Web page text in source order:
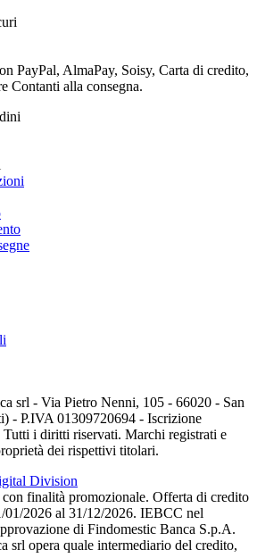
PayPal, AlmaPay, Soisy, Carta di credito,
Contanti alla consegna.
srl - Via Pietro Nenni, 105 - 66020 - San
- P.IVA 01309720694 - Iscrizione
i diritti riservati. Marchi registrati e
dei rispettivi titolari.
Division
finalità promozionale. Offerta di credito
01/2026 al 31/12/2026. IEBCC nel
di Findomestic Banca S.p.A.
srl opera quale intermediario del credito,